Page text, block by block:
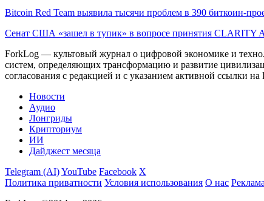
Bitcoin Red Team выявила тысячи проблем в 390 биткоин-
Сенат США «зашел в тупик» в вопросе принятия CLARITY
ForkLog — культовый журнал о цифровой экономике и
систем, определяющих трансформацию и развитие
согласования с редакцией и с указанием активной ссылки на
Новости
Аудио
Лонгриды
Крипториум
ИИ
Дайджест месяца
Telegram (AI)YouTube Facebook X
Политика приватности Условия использования О нас Реклама